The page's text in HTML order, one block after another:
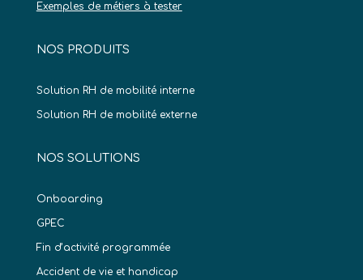
Exemples de métiers à tester
NOS PRODUITS
Solution RH de mobilité interne
Solution RH de mobilité externe
NOS SOLUTIONS
Onboarding
GPEC
Fin d’activité programmée
Accident de vie et handicap